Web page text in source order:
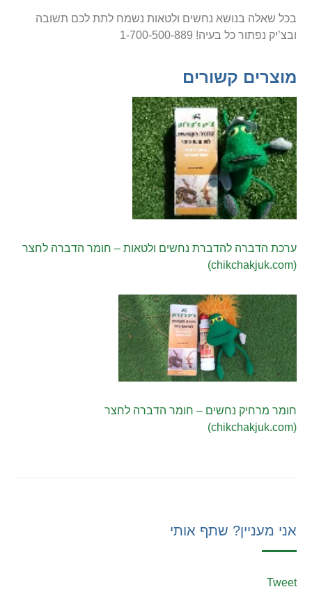
בכל שאלה בנושא נחשים ולטאות נשמח לתת לכם תשובה
ובצ’יק נפתור כל בעיה! 1-700-500-889
מוצרים קשורים
ערכת הדברה להדברת נחשים ולטאות – חומר הדברה לחצר
(chikchakjuk.com)
חומר מרחיק נחשים – חומר הדברה לחצר
(chikchakjuk.com)
אני מעניין? שתף אותי
Tweet